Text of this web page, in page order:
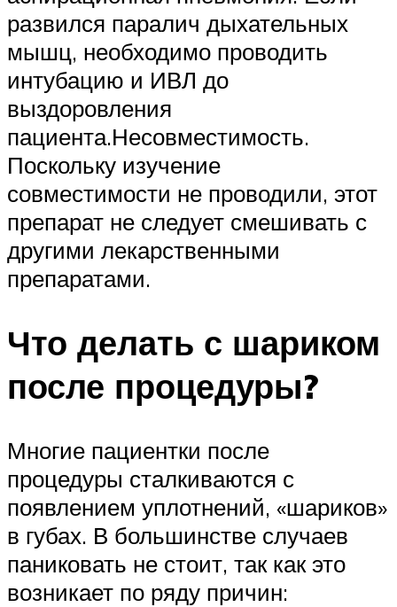
развился паралич дыхательных
мышц, необходимо проводить
интубацию и ИВЛ до
выздоровления
пациента.Несовместимость.
Поскольку изучение
совместимости не проводили, этот
препарат не следует смешивать с
другими лекарственными
препаратами.
Что делать с шариком
после процедуры?
Многие пациентки после
процедуры сталкиваются с
появлением уплотнений, «шариков»
в губах. В большинстве случаев
паниковать не стоит, так как это
возникает по ряду причин: